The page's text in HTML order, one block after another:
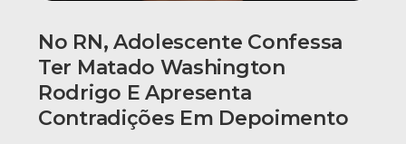
No RN, Adolescente Confessa
Ter Matado Washington
Rodrigo E Apresenta
Contradições Em Depoimento